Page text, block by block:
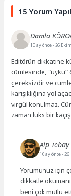
15 Yorum
Damla
10 ay önce- 26
Editörün dikkatine
cümlesinde, “uyku”
gereksizdir ve
karışıklığına yol
virgül konulmaz.
zaman lüks bir
Alp Tobay
10 ay önce- 26
Yorumunuz için
dikkatle
beni çok mutlu